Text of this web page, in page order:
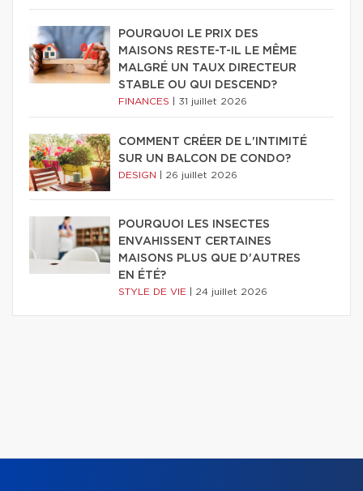
POURQUOI LE PRIX DES
MAISONS RESTE-T-IL LE MÊME
MALGRÉ UN TAUX DIRECTEUR
STABLE OU QUI DESCEND?
FINANCES 31 juillet 2026
COMMENT CRÉER DE L'INTIMITÉ
SUR UN BALCON DE CONDO?
DESIGN 26 juillet 2026
POURQUOI LES INSECTES
ENVAHISSENT CERTAINES
MAISONS PLUS QUE D'AUTRES
EN ÉTÉ?
STYLE DE VIE 24 juillet 2026